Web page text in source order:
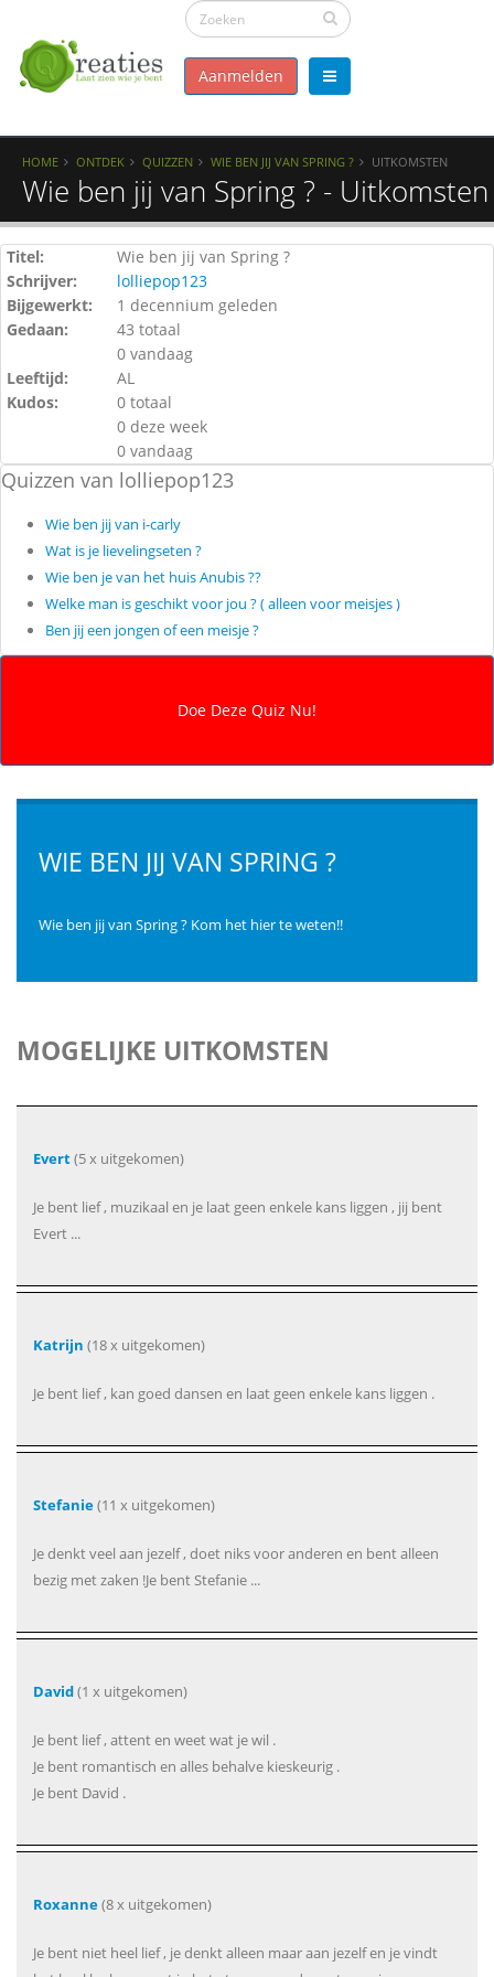
Aanmelden
HOME ONTDEK QUIZZEN WIE BEN JIJ VAN SPRING ? UITKOMSTEN
Wie ben jij van Spring ? - Uitkomsten
Titel:
Wie ben jij van Spring ?
Schrijver:
lolliepop123
Bijgewerkt:
1 decennium geleden
Gedaan:
43 totaal
0 vandaag
Leeftijd:
AL
Kudos:
0 totaal
0 deze week
0 vandaag
Quizzen van lolliepop123
Wie ben jij van i-carly
Wat is je lievelingseten ?
Wie ben je van het huis Anubis ??
Welke man is geschikt voor jou ? ( alleen voor meisjes )
Ben jij een jongen of een meisje ?
WIE BEN JIJ VAN SPRING ?
Wie ben jij van Spring ? Kom het hier te weten!!
MOGELIJKE UITKOMSTEN
Evert(5 x uitgekomen)
Je bent lief , muzikaal en je laat geen enkele kans liggen , jij bent
Evert ...
Katrijn (18 x uitgekomen)
Je bent lief , kan goed dansen en laat geen enkele kans liggen .
Stefanie(11 x uitgekomen)
Je denkt veel aan jezelf , doet niks voor anderen en bent alleen
bezig met zaken !Je bent Stefanie ...
David(1 x uitgekomen)
Je bent lief , attent en weet wat je wil .
Je bent romantisch en alles behalve kieskeurig .
Je bent David .
Roxanne(8 x uitgekomen)
Je bent niet heel lief , je denkt alleen maar aan jezelf en je vindt